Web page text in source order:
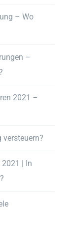
– Wo
–
2021 –
| In